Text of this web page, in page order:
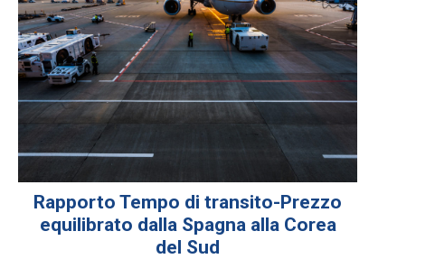
Rapporto Tempo di transito-Prezzo
equilibrato dalla Spagna alla Corea
del Sud